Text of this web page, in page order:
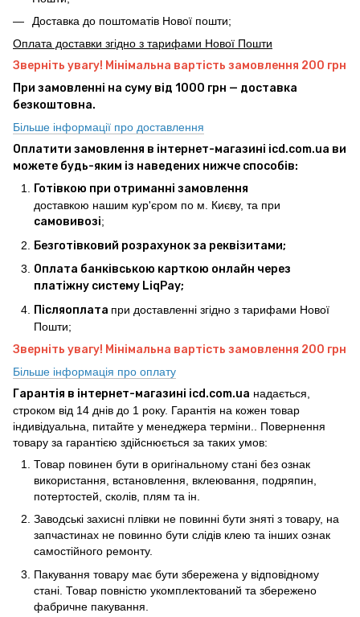
Доставка до поштоматів Нової пошти;
Оплата доставки згідно з тарифами Нової Пошти
Зверніть увагу! Мінімальна вартість замовлення 200 грн
При замовленні на суму від 1000 грн — доставка
безкоштовна.
Більше інформації про доставлення
Оплатити замовлення в інтернет-магазині icd.com.ua ви
можете будь-яким із наведених нижче способів:
Готівкою при отриманні замовлення
доставкою нашим кур'єром по м. Києву, та при
самовивозі;
Безготівковий розрахунок за реквізитами;
Оплата банківською карткою онлайн через
платіжну систему LiqPay;
Післяоплата при доставленні згідно з тарифами Нової
Пошти;
Зверніть увагу! Мінімальна вартість замовлення 200 грн
Більше інформація про оплату
Гарантія в інтернет-магазині icd.com.ua надається,
строком від 14 днів до 1 року. Гарантія на кожен товар
індивідуальна, питайте у менеджера терміни.. Повернення
товару за гарантією здійснюється за таких умов:
Товар повинен бути в оригінальному стані без ознак
використання, встановлення, вклеювання, подряпин,
потертостей, сколів, плям та ін.
Заводські захисні плівки не повинні бути зняті з товару, на
запчастинах не повинно бути слідів клею та інших ознак
самостійного ремонту.
Пакування товару має бути збережена у відповідному
стані. Товар повністю укомплектований та збережено
фабричне пакування.